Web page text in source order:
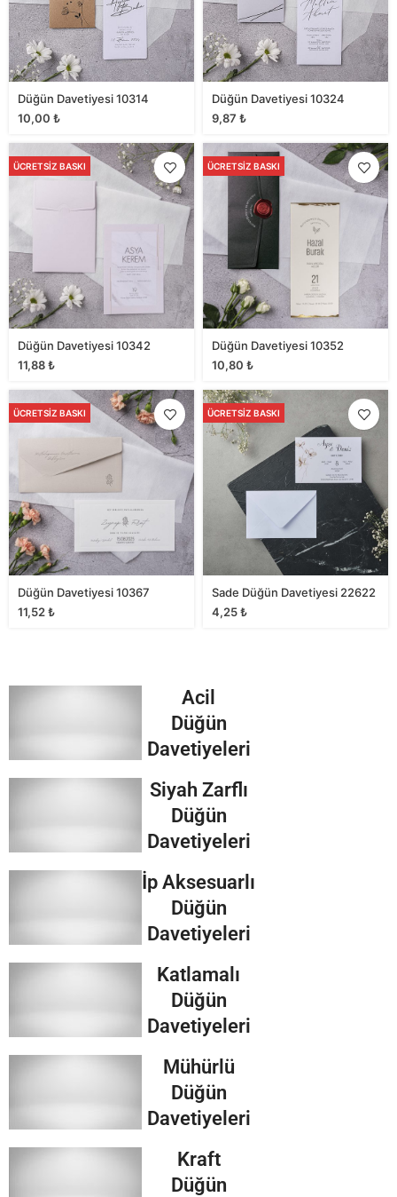
Düğün Davetiyesi 10314
10,00 ₺
Düğün Davetiyesi 10324
9,87 ₺
ÜCRETSIZ BASKI
Düğün Davetiyesi 10342
11,88₺
ÜCRETSIZ BASKI
Düğün Davetiyesi 10352
10,80 ₺
ÜCRETSIZ BASKI
Düğün Davetiyesi 10367
11,52₺
ÜCRETSIZ BASKI
Sade Düğün Davetiyesi 22622
4,25₺
Acil
Düğün
Davetiyeleri
Siyah Zarflı
Düğün
Davetiyeleri
İp Aksesuarlı
Düğün
Davetiyeleri
Katlamalı
Düğün
Davetiyeleri
Mühürlü
Düğün
Davetiyeleri
Kraft
Düğün